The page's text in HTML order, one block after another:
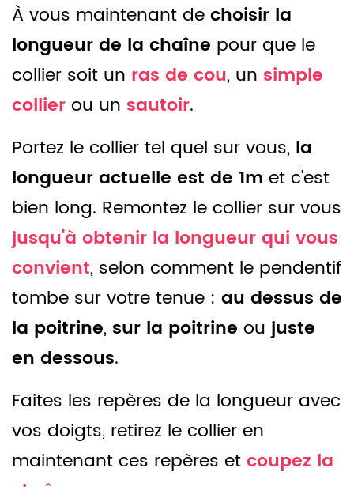
À vous maintenant dechoisir la
longueur de la chaîne pour que le
collier soit un ras de cou, un simple
collierou un sautoir.
Portez le collier tel quel sur vous, la
longueur actuelle est de 1m et c'est
bien long. Remontez le collier sur vous
jusqu'à obtenir la longueur qui vous
convient, selon comment le pendentif
tombe sur votre tenue : au dessus de
la poitrine, sur la poitrine oujuste
en dessous.
Faites les repères de la longueur avec
vos doigts, retirez le collier en
maintenant ces repères etcoupez la